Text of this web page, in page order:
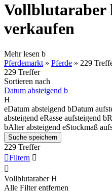
Vollblutaraber
verkaufen
Mehr lesen b
Pferdemarkt » Pferde » 229
229 Treffer
Sortieren nach
Datum absteigend b
H
eDatum absteigend bDatum
absteigend eRasse aufsteigend b
bAlter absteigend eStockmaß
Suche speichern
229 Treffer
Filtern 

Vollblutaraber H
Alle Filter entfernen